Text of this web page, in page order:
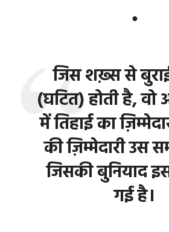
●
जिस शख़्स से
(घटित) होती है, वो
में तिहाई का
की ज़िम्मेदारी उस
जिसकी बुनियाद
गई है।